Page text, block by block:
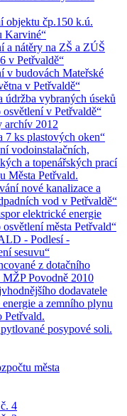
objektu čp.150 k.ú.
Karviné“
a nátěry na ZŠ a ZÚŠ
v Petřvaldě“
v budovách Mateřské
v Petřvaldě“
údržba vybraných úseků
osvětlení v Petřvaldě“
archív 2012
7 ks plastových oken“
vodoinstalačních,
a topenářských prací
Města Petřvald.
nové kanalizace a
vod v Petřvaldě“
elektrické energie
osvětlení města Petřvald“
- Podlesí -
sesuvu“
z dotačního
MŽP Povodně 2010
dodavatele
a zemního plynu
Petřvald.
posypové soli.
města
4